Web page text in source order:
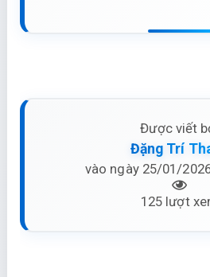
Được viết
Đặng Trí
vào ngày 25/01/
125 lượt